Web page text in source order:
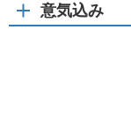
意気込み